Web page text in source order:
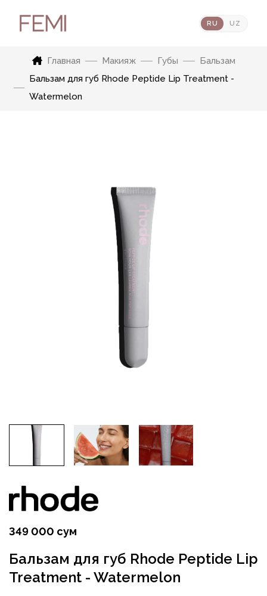
RU UZ
Главная Макияж Губы
Бальзам
Бальзам для губ Rhode Peptide Lip Treatment -
Watermelon
349 000 сум
Бальзам для губ Rhode Peptide Lip
Treatment - Watermelon